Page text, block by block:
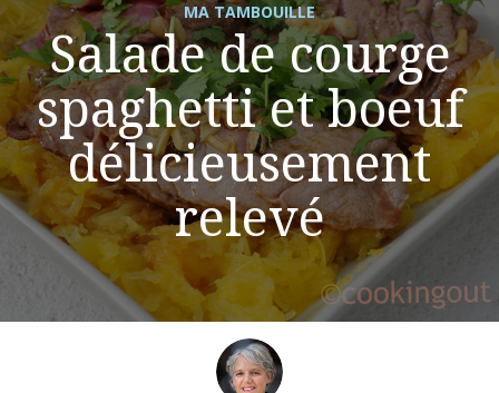
MA TAMBOUILLE
Salade de courge
spaghetti et boeuf
délicieusement
relevé